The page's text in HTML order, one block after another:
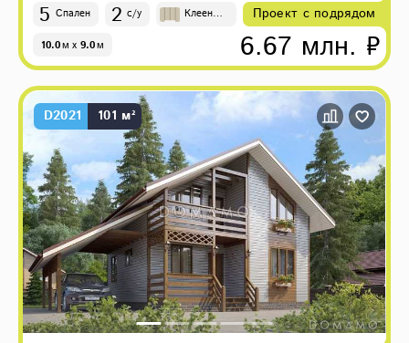
5 Спален 2 с/у
Клееный
10.0м x 9.0м
Проект с подрядом
6.67 млн. ₽
D2021 101 м²